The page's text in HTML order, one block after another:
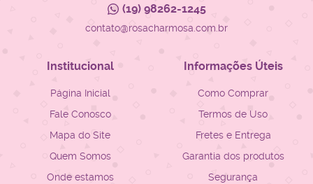
(19)98262-1245
contato@rosacharmosa.com.br
Institucional
Página Inicial
Fale Conosco
Mapa do Site
Quem Somos
Onde estamos
Informações Úteis
Como Comprar
Termos de Uso
Fretes e Entrega
Garantia dos produtos
Segurança